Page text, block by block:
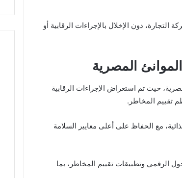
دون الإخلال بالإجراءات الرقابية أو
المصرية
حيث تم استعراض الإجراءات الرقابية
تقييم المخاطر.
مع الحفاظ على أعلى معايير السلامة
الرقمي وتطبيقات تقييم المخاطر، بما